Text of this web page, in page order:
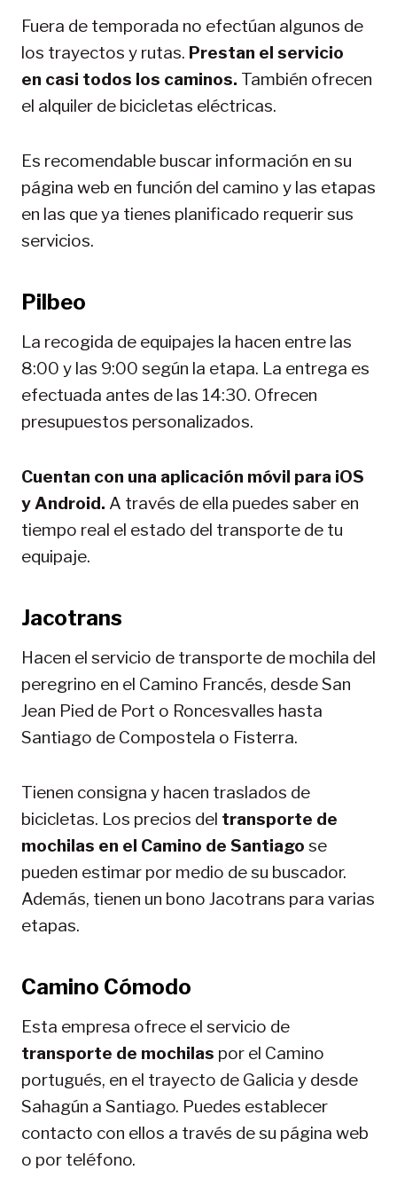
Fuera de temporada no efectúan algunos de
los trayectos y rutas. Prestan el servicio
en casi todos los caminos. También ofrecen
el alquiler de bicicletas eléctricas.
Es recomendable buscar información en su
página web en función del camino y las etapas
en las que ya tienes planificado requerir sus
servicios.
Pilbeo
La recogida de equipajes la hacen entre las
8:00 y las 9:00 según la etapa. La entrega es
efectuada antes de las 14:30. Ofrecen
presupuestos personalizados.
Cuentan con una aplicación móvil para iOS
y Android. A través de ella puedes saber en
tiempo real el estado del transporte de tu
equipaje.
Jacotrans
Hacen el servicio de transporte de mochila del
peregrino en el Camino Francés, desde San
Jean Pied de Port o Roncesvalles hasta
Santiago de Compostela o Fisterra.
Tienen consigna y hacen traslados de
bicicletas. Los precios del transporte de
mochilas en el Camino de Santiago se
pueden estimar por medio de su buscador.
Además, tienen un bono Jacotrans para varias
etapas.
Camino Cómodo
Esta empresa ofrece el servicio de
transporte de mochilas por el Camino
portugués, en el trayecto de Galicia y desde
Sahagún a Santiago. Puedes establecer
contacto con ellos a través de su página web
o por teléfono.